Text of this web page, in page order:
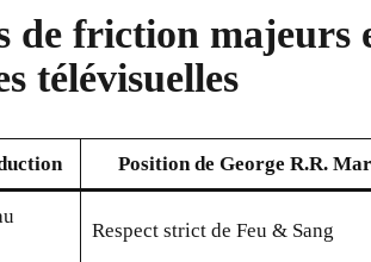
de friction majeurs
télévisuelles
Position de George R.R.
Respect strict de Feu & Sang